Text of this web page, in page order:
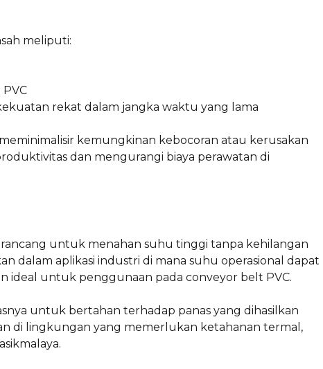
meliputi:
rekat dalam jangka waktu yang lama
kemungkinan kebocoran atau kerusakan
dan mengurangi biaya perawatan di
untuk menahan suhu tinggi tanpa kehilangan
dalam aplikasi industri di mana suhu operasional dapat
ideal untuk penggunaan pada conveyor belt PVC.
untuk bertahan terhadap panas yang dihasilkan
di lingkungan yang memerlukan ketahanan termal,